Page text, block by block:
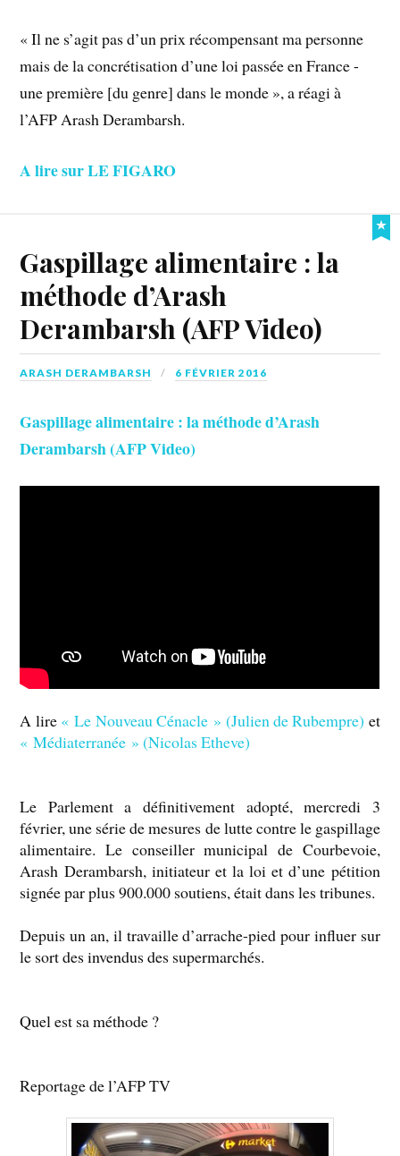
« Il ne s’agit pas d’un prix récompensant ma personne
mais de la concrétisation d’une loi passée en France -
une première [du genre] dans le monde », a réagi à
l’AFP Arash Derambarsh.
A lire sur LE FIGARO
Gaspillage alimentaire : la
méthode d’Arash
Derambarsh (AFP Video)
ARASH DERAMBARSH 6 FÉVRIER 2016
Gaspillage alimentaire : la méthode d’Arash
Derambarsh (AFP Video)
A lire « Le Nouveau Cénacle » (Julien de Rubempre) et
« Médiaterranée » (Nicolas Etheve)
Le Parlement a définitivement adopté, mercredi 3
février, une série de mesures de lutte contre le gaspillage
alimentaire. Le conseiller municipal de Courbevoie,
Arash Derambarsh, initiateur et la loi et d’une pétition
signée par plus 900.000 soutiens, était dans les tribunes.
Depuis un an, il travaille d’arrache-pied pour influer sur
le sort des invendus des supermarchés.
Quel est sa méthode ?
Reportage de l’AFP TV